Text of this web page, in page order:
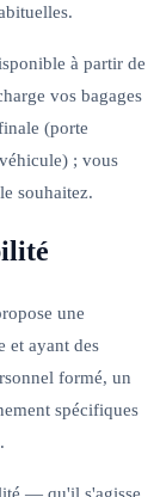
à partir de
vos bagages
(porte
; vous
souhaitez.
une
et ayant des
formé, un
spécifiques